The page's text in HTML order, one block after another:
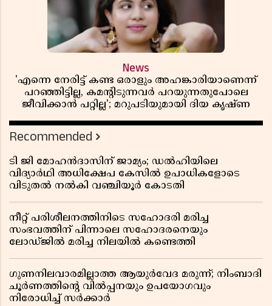
News
'എന്നെ നേരിട്ട് കണ്ട ഒരാളും അഹങ്കാരിയാണെന്ന്
പറഞ്ഞിട്ടില്ല, കമൻ്റിടുന്നവർ പറയുന്നതുപോലെ
ജീവിക്കാൻ പറ്റില്ല'; മറുപടിയുമായി ദിയ കൃഷ്ണ
Recommended
ടി ജി മോഹൻദാസിന് ജാമ്യം; ഡൽഹിയിലെ
വിദ്യാർഥി അധിക്ഷേപ കേസിൽ ഉപാധികളോടെ
വിടുതൽ നൽകി വഞ്ചിയൂർ കോടതി
നീറ്റ് പരിശീലനത്തിനിടെ സഹോദരി മരിച്ച
സംഭവത്തിന് പിന്നാലെ സഹോദരനെയും
ലോഡ്ജിൽ മരിച്ച നിലയിൽ കണ്ടെത്തി
ഗുണനിലവാരമില്ലാത്ത ആയുർവേദ മരുന്ന്; നിംബാദി
ചൂർണത്തിൻ്റെ വിൽപ്പനയും ഉപയോഗവും
നിരോധിച്ച് സർക്കാർ